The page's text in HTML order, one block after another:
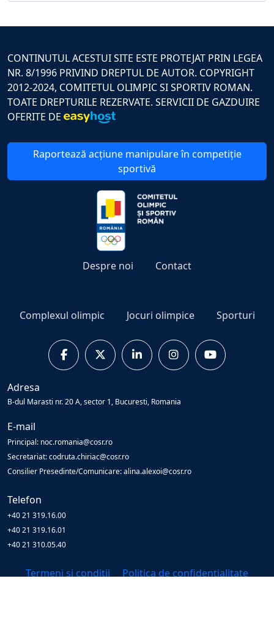
CONTINUTUL ACESTUI SITE ESTE PROTEJAT PRIN LEGEA
NR. 8/1996 PRIVIND DREPTUL DE AUTOR. COPYRIGHT
2012-2024, COMITETUL OLIMPIC SI SPORTIV ROMAN.
TOATE DREPTURILE REZERVATE. SERVICII DE GAZDUIRE
OFERITE DE
Raportează acțiune manipulare în competiție
sportivă
Despre noi Contact
Complexul olimpic Jocuri olimpice Sporturi
Adresa
B-dul Marasti nr. 20 A, sector 1, Bucuresti, Romania
E-mail
Principal: noc.romania@cosr.ro
Secretariat: codruta.chiriac@cosr.ro
Consilier Presedinte/Comunicare: alina.alexoi@cosr.ro
Telefon
+40 21 319.16.00
+40 21 319.16.01
+40 21 310.05.40
Termeni și condiții
Politica de confidențialitate